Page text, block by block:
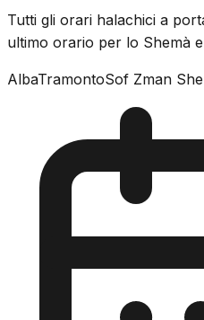
Tutti gli orari halachici a
ultimo orario per lo Shemà
AlbaTramontoSof Zman